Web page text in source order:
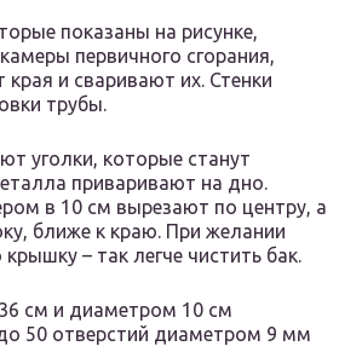
показаны на рисунке,
первичного сгорания,
и сваривают их. Стенки
трубы.
уголки, которые станут
приваривают на дно.
в 10 см вырезают по центру, а
ближе к краю. При желании
– так легче чистить бак.
см и диаметром 10 см
50 отверстий диаметром 9 мм